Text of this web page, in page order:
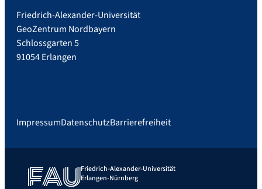
Friedrich-Alexander-Universität
GeoZentrum Nordbayern
Schlossgarten 5
91054 Erlangen
ImpressumDatenschutzBarrierefreiheit
Friedrich-Alexander-Universität
Erlangen-Nürnberg